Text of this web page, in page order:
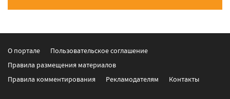
О портале
Пользовательское соглашение
Правила размещения материалов
Правила комментирования
Рекламодателям Контакты